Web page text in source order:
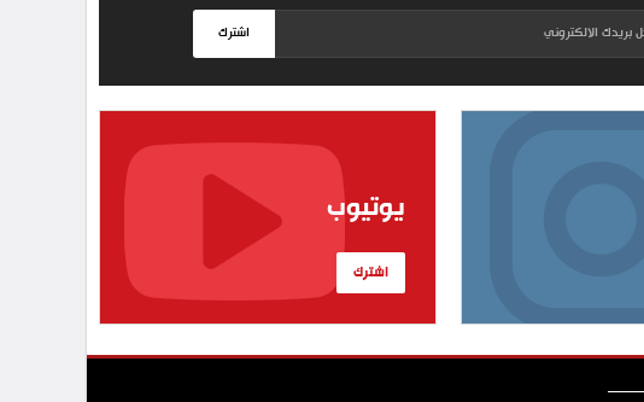
اشترك
يوتيوب
اشترك